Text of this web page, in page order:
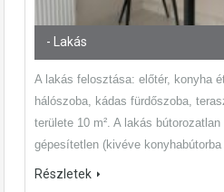
- Lakás
A lakás felosztása: előtér, konyha
hálószoba, kádas fürdőszoba,
területe 10 m². A lakás
gépesítetlen (kivéve
Részletek